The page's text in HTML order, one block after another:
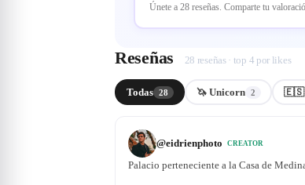
Únete a 28 reseñas. Comparte tu
Reseñas 28 reseñas · top 4 por likes
Todas 28 🦄 Unicorn 2 🇪🇸
@eidrienphoto CREATOR
Palacio perteneciente a la Casa de